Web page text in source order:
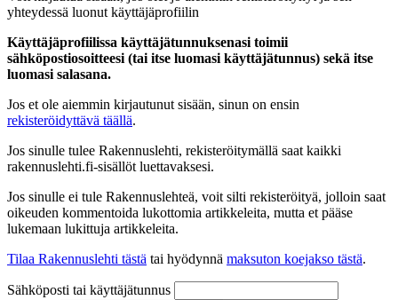
yhteydessä luonut käyttäjäprofiilin
Käyttäjäprofiilissa käyttäjätunnuksenasi toimii
sähköpostiosoitteesi (tai itse luomasi käyttäjätunnus) sekä itse
luomasi salasana.
Jos et ole aiemmin kirjautunut sisään, sinun on ensin
rekisteröidyttävä täällä.
Jos sinulle tulee Rakennuslehti, rekisteröitymällä saat kaikki
rakennuslehti.fi-sisällöt luettavaksesi.
Jos sinulle ei tule Rakennuslehteä, voit silti rekisteröityä, jolloin saat
oikeuden kommentoida lukottomia artikkeleita, mutta et pääse
lukemaan lukittuja artikkeleita.
Tilaa Rakennuslehti tästä tai hyödynnä maksuton koejakso tästä.
Sähköposti tai käyttäjätunnus